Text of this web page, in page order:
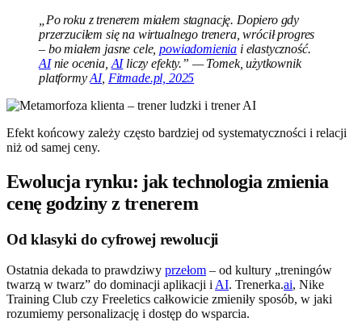
„Po roku z trenerem miałem stagnację. Dopiero gdy
przerzuciłem się na wirtualnego trenera, wrócił progres
– bo miałem jasne cele,powiadomienia i elastyczność.
AInie ocenia, AIliczy efekty.” — Tomek, użytkownik
platformyAI, Fitmade.pl, 2025
Efekt końcowy zależy często bardziej od systematyczności i relacji
niż od samej ceny.
Ewolucja rynku: jak technologia zmienia
cenę godziny z trenerem
Od klasyki do cyfrowej rewolucji
Ostatnia dekada to prawdziwy przełom – od kultury „treningów
twarzą w twarz” do dominacji aplikacji i AI. Trenerka.ai, Nike
Training Club czy Freeletics całkowicie zmieniły sposób, w jaki
rozumiemy personalizację i dostęp do wsparcia.